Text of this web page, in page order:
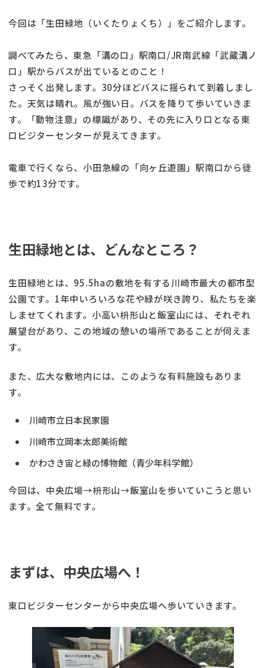
今回は「生田緑地（いくたりょくち）」をご紹介します。
調べてみたら、東急「溝の口」駅南口/JR南武線「武蔵溝ノ
口」駅からバスが出ているとのこと！
さっそく出発します。30分ほどバスに揺られて到着しまし
た。天気は晴れ。風が強い日。バスを降りて歩いていきま
す。「動物注意」の標識があり、その先に入り口となる東
口ビジターセンターが見えてきます。
電車で行くなら、小田急線の「向ヶ丘遊園」駅南口から徒
歩で約13分です。
生田緑地とは、どんなところ？
生田緑地とは、95.5haの敷地を有する川崎市最大の都市型
公園です。1年中いろいろな花や緑が咲き誇り、私たちを楽
しませてくれます。小高い枡形山と飯室山には、それぞれ
展望台があり、この地域の憩いの場所であることが伺えま
す。
また、広大な敷地内には、このような有料施設もありま
す。
川崎市立日本民家園
川崎市立岡本太郎美術館
かわさき宙と緑の博物館（青少年科学館）
今回は、中央広場→枡形山→飯室山を歩いていこうと思い
ます。全て無料です。
まずは、中央広場へ！
東口ビジターセンターから中央広場へ歩いていきます。